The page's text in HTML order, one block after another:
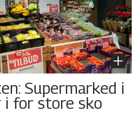
Supermarked i
for store sko